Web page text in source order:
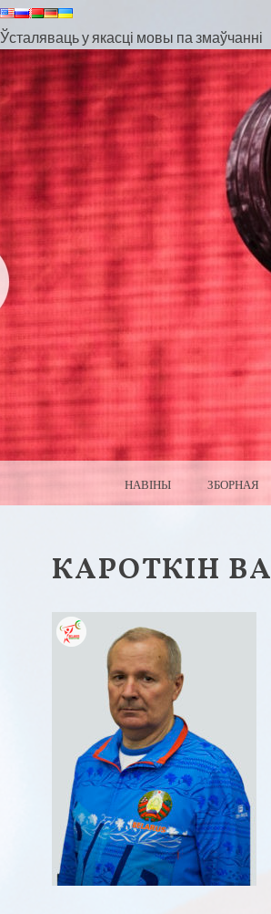
Ўсталяваць у якасці мовы па змаўчанні
МЕНЮ
ПЕРАЙСЦІ ДА ЗМЕСЦІВА
НАВІНЫ ЗБОРНАЯ
КАРОТКІН